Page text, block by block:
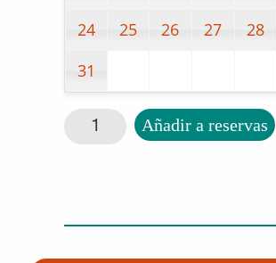
24
25 26 27 28
31
Reloj Pulsera Parlante cantidad
Añadir a reservas